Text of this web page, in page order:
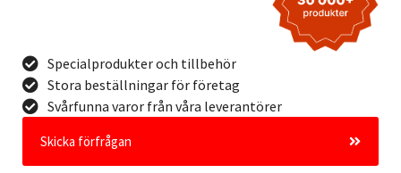
8 x 6 m
Lägg I Kundvagn
Offertförfrågan
FireBlanket Ultimate
Lithium 9 x 6 m
Lägg I Kundvagn
Specialprodukter och tillbehör
Stora beställningar för företag
Svårfunna varor från våra leverantörer
Skicka förfrågan